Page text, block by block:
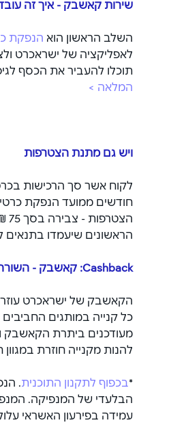
שירות קאשבק - איך זה
השלב הראשון הוא הנפקת
לאפליקציה של ישראכרט
תוכלו להעביר את הכסף
המלאה >
ויש גם מתנת הצטרפות
לקוח אשר סך הרכישות
הראשונים שיעמדו בתנאים
‏Cashback: קאשבק - השורה התחתונה
הקאשבק של ישראכרט
מעודכנים ביתרת הקאשבק
להנות מקנייה חוזרת במגוון
*בכפוף לתקנון התוכנית.
הבלעדי של המנפיקה.
עמידה בפירעון האשראי